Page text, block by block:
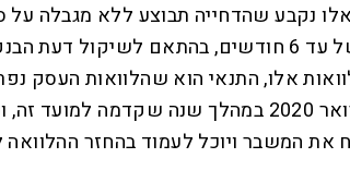
נקבע שהדחייה תבוצע ללא מגבלה על
לתקופה של עד 6 חודשים, בהתאם לשיקול
אלו, התנאי הוא שהלוואות העסק
חודש פברואר 2020 במהלך שנה שקדמה
את המשבר ויוכל לעמוד בהחזר